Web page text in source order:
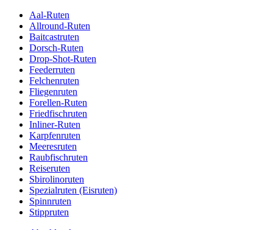
Aal-Ruten
Allround-Ruten
Baitcastruten
Dorsch-Ruten
Drop-Shot-Ruten
Feederruten
Felchenruten
Fliegenruten
Forellen-Ruten
Friedfischruten
Inliner-Ruten
Karpfenruten
Meeresruten
Raubfischruten
Reiseruten
Sbirolinoruten
Spezialruten (Eisruten)
Spinnruten
Stippruten